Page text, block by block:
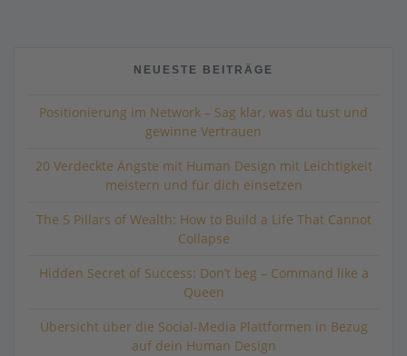
NEUESTE BEITRÄGE
Positionierung im Network – Sag klar, was du tust und
gewinne Vertrauen
20 Verdeckte Ängste mit Human Design mit Leichtigkeit
meistern und für dich einsetzen
The 5 Pillars of Wealth: How to Build a Life That Cannot
Collapse
Hidden Secret of Success: Don’t beg – Command like a
Queen
Übersicht über die Social-Media Plattformen in Bezug
auf dein Human Design